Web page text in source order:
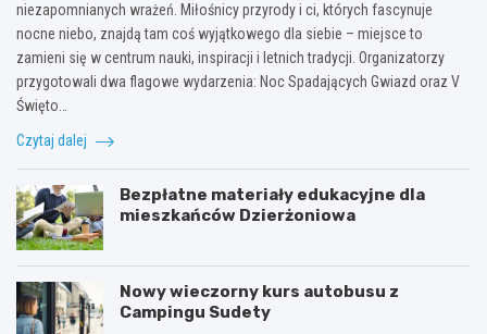
niezapomnianych wrażeń. Miłośnicy przyrody i ci, których fascynuje
nocne niebo, znajdą tam coś wyjątkowego dla siebie – miejsce to
zamieni się w centrum nauki, inspiracji i letnich tradycji. Organizatorzy
przygotowali dwa flagowe wydarzenia: Noc Spadających Gwiazd oraz V
Święto…
Czytaj dalej
Bezpłatne materiały edukacyjne dla
mieszkańców Dzierżoniowa
Nowy wieczorny kurs autobusu z
Campingu Sudety